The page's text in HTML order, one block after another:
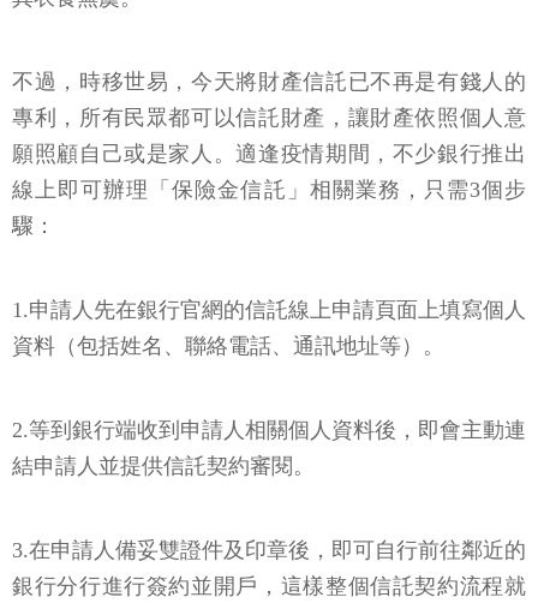
不過，時移世易，今天將財產信託已不再是有錢人的
專利，所有民眾都可以信託財產，讓財產依照個人意
願照顧自己或是家人。適逢疫情期間，不少銀行推出
線上即可辦理「保險金信託」相關業務，只需3個步
驟：
1.申請人先在銀行官網的信託線上申請頁面上填寫個人
資料（包括姓名、聯絡電話、通訊地址等）。
2.等到銀行端收到申請人相關個人資料後，即會主動連
結申請人並提供信託契約審閱。
3.在申請人備妥雙證件及印章後，即可自行前往鄰近的
銀行分行進行簽約並開戶，這樣整個信託契約流程就